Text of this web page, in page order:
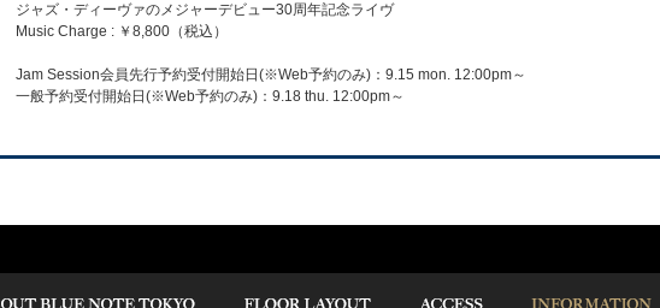
ジャズ・ディーヴァのメジャーデビュー30周年記念ライヴ
Music Charge : ￥8,800（税込）
Jam Session会員先行予約受付開始日(※Web予約のみ)：9.15 mon. 12:00pm～
一般予約受付開始日(※Web予約のみ)：9.18 thu. 12:00pm～